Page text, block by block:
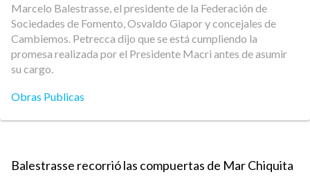
Marcelo Balestrasse, el presidente de la Federación de
Sociedades de Fomento, Osvaldo Giapor y concejales de
Cambiemos. Petrecca dijo que se está cumpliendo la
promesa realizada por el Presidente Macri antes de asumir
su cargo.
Obras Publicas
Balestrasse recorrió las compuertas de Mar Chiquita